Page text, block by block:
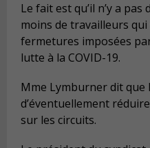
Le fait est qu’il n’y a
moins de travailleurs
fermetures imposées
lutte à la COVID-19.
Mme Lymburner dit que
d’éventuellement
sur les circuits.